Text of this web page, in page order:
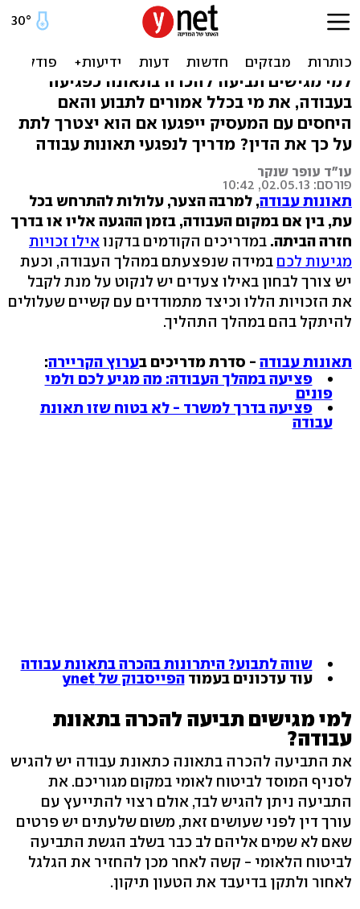
שהבוס לא יכעס: הגשת
תביעה על תאונת עבודה
למי מגישים תביעה להכרה בתאונה כפגיעה
בעבודה, את מי בכלל אמורים לתבוע והאם
היחסים עם המעסיק ייפגעו אם הוא יצטרך לתת
על כך את הדין? מדריך לנפגעי תאונות עבודה
עו"ד עופר שנקר
פורסם: 02.05.13, 10:42
תאונות עבודה, למרבה הצער, עלולות להתרחש בכל
עת, בין אם במקום העבודה, בזמן ההגעה אליו או בדרך
חזרה הביתה. במדריכים הקודמים בדקנואילו זכויות
מגיעות לכם במידה שנפצעתם במהלך העבודה, וכעת
יש צורך לבחון באילו צעדים יש לנקוט על מנת לקבל
את הזכויות הללו וכיצד מתמודדים עם קשיים שעלולים
להיתקל בהם במהלך התהליך.
תאונות עבודה - סדרת מדריכים בערוץ הקריירה:
פציעה במהלך העבודה: מה מגיע לכם ולמי
פונים
פציעה בדרך למשרד - לא בטוח שזו תאונת
עבודה
שווה לתבוע? היתרונות בהכרה בתאונת עבודה
עוד עדכונים בעמודהפייסבוק של ynet
למי מגישים תביעה להכרה בתאונת
עבודה?
את התביעה להכרה בתאונה כתאונת עבודה יש להגיש
לסניף המוסד לביטוח לאומי במקום מגוריכם. את
התביעה ניתן להגיש לבד, אולם רצוי להתייעץ עם
עורך דין לפני שעושים זאת, משום שלעתים יש פרטים
שאם לא שמים אליהם לב כבר בשלב הגשת התביעה
לביטוח הלאומי - קשה לאחר מכן להחזיר את הגלגל
לאחור ולתקן בדיעבד את הטעון תיקון.